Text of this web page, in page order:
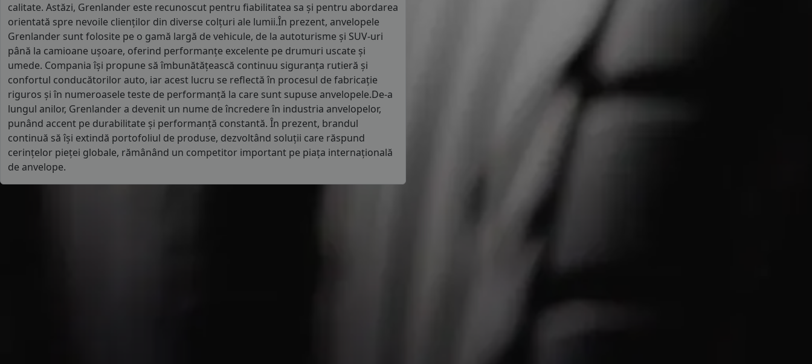
calitate. Astăzi, Grenlander este recunoscut pentru fiabilitatea sa și pentru abordarea
orientată spre nevoile clienților din diverse colțuri ale lumii.În prezent, anvelopele
Grenlander sunt folosite pe o gamă largă de vehicule, de la autoturisme și SUV-uri
până la camioane ușoare, oferind performanțe excelente pe drumuri uscate și
umede. Compania își propune să îmbunătățească continuu siguranța rutieră și
confortul conducătorilor auto, iar acest lucru se reflectă în procesul de fabricație
riguros și în numeroasele teste de performanță la care sunt supuse anvelopele.De-a
lungul anilor, Grenlander a devenit un nume de încredere în industria anvelopelor,
punând accent pe durabilitate și performanță constantă. În prezent, brandul
continuă să își extindă portofoliul de produse, dezvoltând soluții care răspund
cerințelor pieței globale, rămânând un competitor important pe piața internațională
de anvelope.